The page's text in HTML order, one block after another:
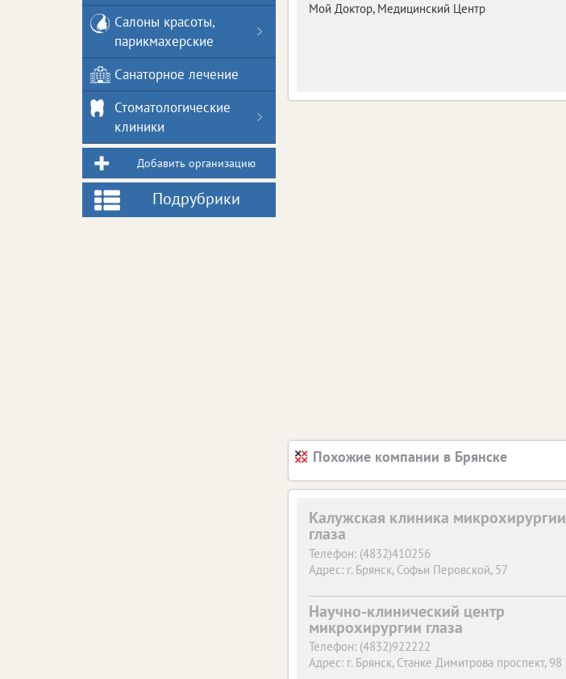
Мой Доктор, Медицинский Центр
Похожие компании в Брянске
Калужская клиника микрохирургии
глаза
Телефон: (4832)410256
Адрес: г. Брянск, Софьи Перовской, 57
Научно-клинический центр
микрохирургии глаза
Телефон: (4832)922222
Адрес: г. Брянск, Станке Димитрова проспект, 98
Салоны красоты,
парикмахерские
Санаторное лечение
Стоматологические
клиники
Добавить организацию
Подрубрики